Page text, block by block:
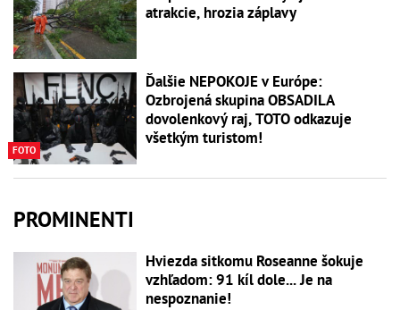
atrakcie, hrozia záplavy
FOTO
Ďalšie NEPOKOJE v Európe:
Ozbrojená skupina OBSADILA
dovolenkový raj, TOTO odkazuje
všetkým turistom!
PROMINENTI
Hviezda sitkomu Roseanne šokuje
vzhľadom: 91 kíl dole... Je na
nespoznanie!